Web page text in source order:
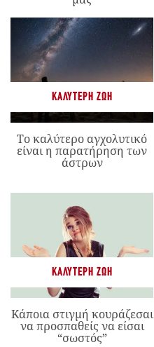
ΚΑΛΎΤΕΡΗ ΖΩΉ
Το καλύτερο αγχολυτικό
είναι η παρατήρηση των
άστρων
ΚΑΛΎΤΕΡΗ ΖΩΉ
Κάποια στιγμή κουράζεσαι
να προσπαθείς να είσαι
“σωστός”